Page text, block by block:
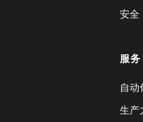
安全
服务
自动
生产